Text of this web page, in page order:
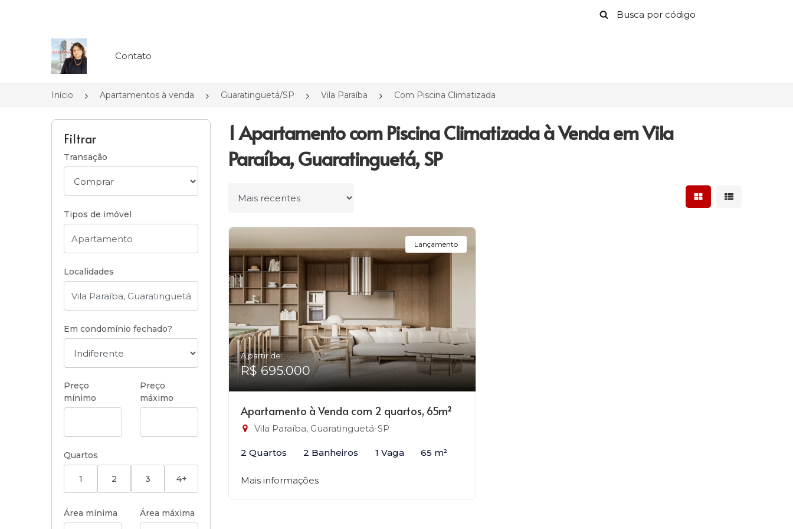
Página inicial
Contato
Início Apartamentos à venda Guaratinguetá/SP Vila Paraíba Com Piscina Climatizada
Filtrar
Transação
Tipos de imóvel
Localidades
Em condomínio fechado?
Preço
mínimo
Preço
máximo
Quartos
1 2 3 4+
Área mínima Área máxima
1 Apartamento com Piscina Climatizada à Venda em Vila
Paraíba, Guaratinguetá, SP
Ordenar por Mostrar resultados
Mostrar
Lançamento
A partir de:
R$ 695.000
Apartamento à Venda com 2 quartos, 65m²
Vila Paraíba, Guaratinguetá-SP
2 Quartos 2 Banheiros 1 Vaga 65 m²
Mais informações